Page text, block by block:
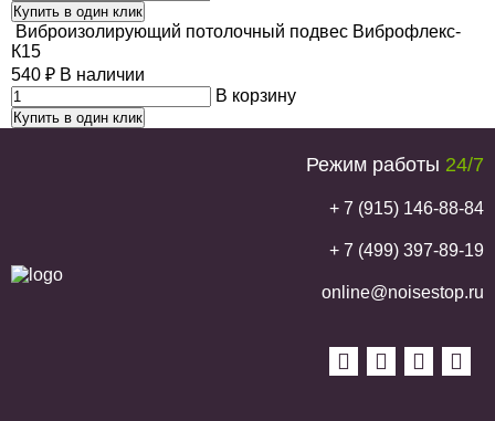
Купить в один клик
Виброизолирующий потолочный подвес Виброфлекс-
К15
540 ₽ В наличии
В корзину
Купить в один клик
Режим работы 24/7
+ 7 (915) 146-88-84
+ 7 (499) 397-89-19
online@noisestop.ru